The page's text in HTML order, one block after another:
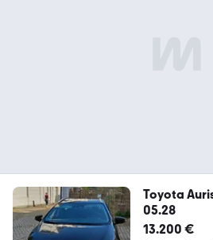
Toyota
05.28
13.200 €